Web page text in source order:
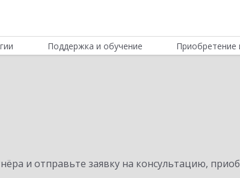
Поддержка и обучение Приобретение
и отправьте заявку на консультацию,